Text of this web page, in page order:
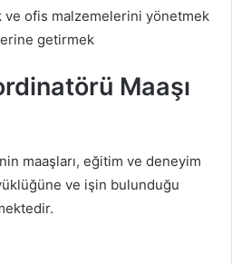
ve ofis malzemelerini yönetmek
getirmek
Maaşı
maaşları, eğitim ve deneyim
ve işin bulunduğu